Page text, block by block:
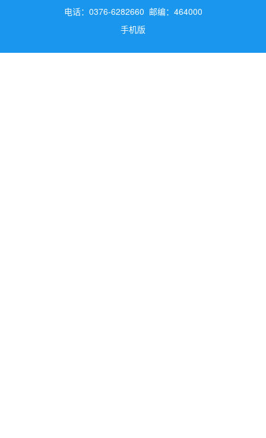
电话：0376-6282660 邮编：464000
手机版